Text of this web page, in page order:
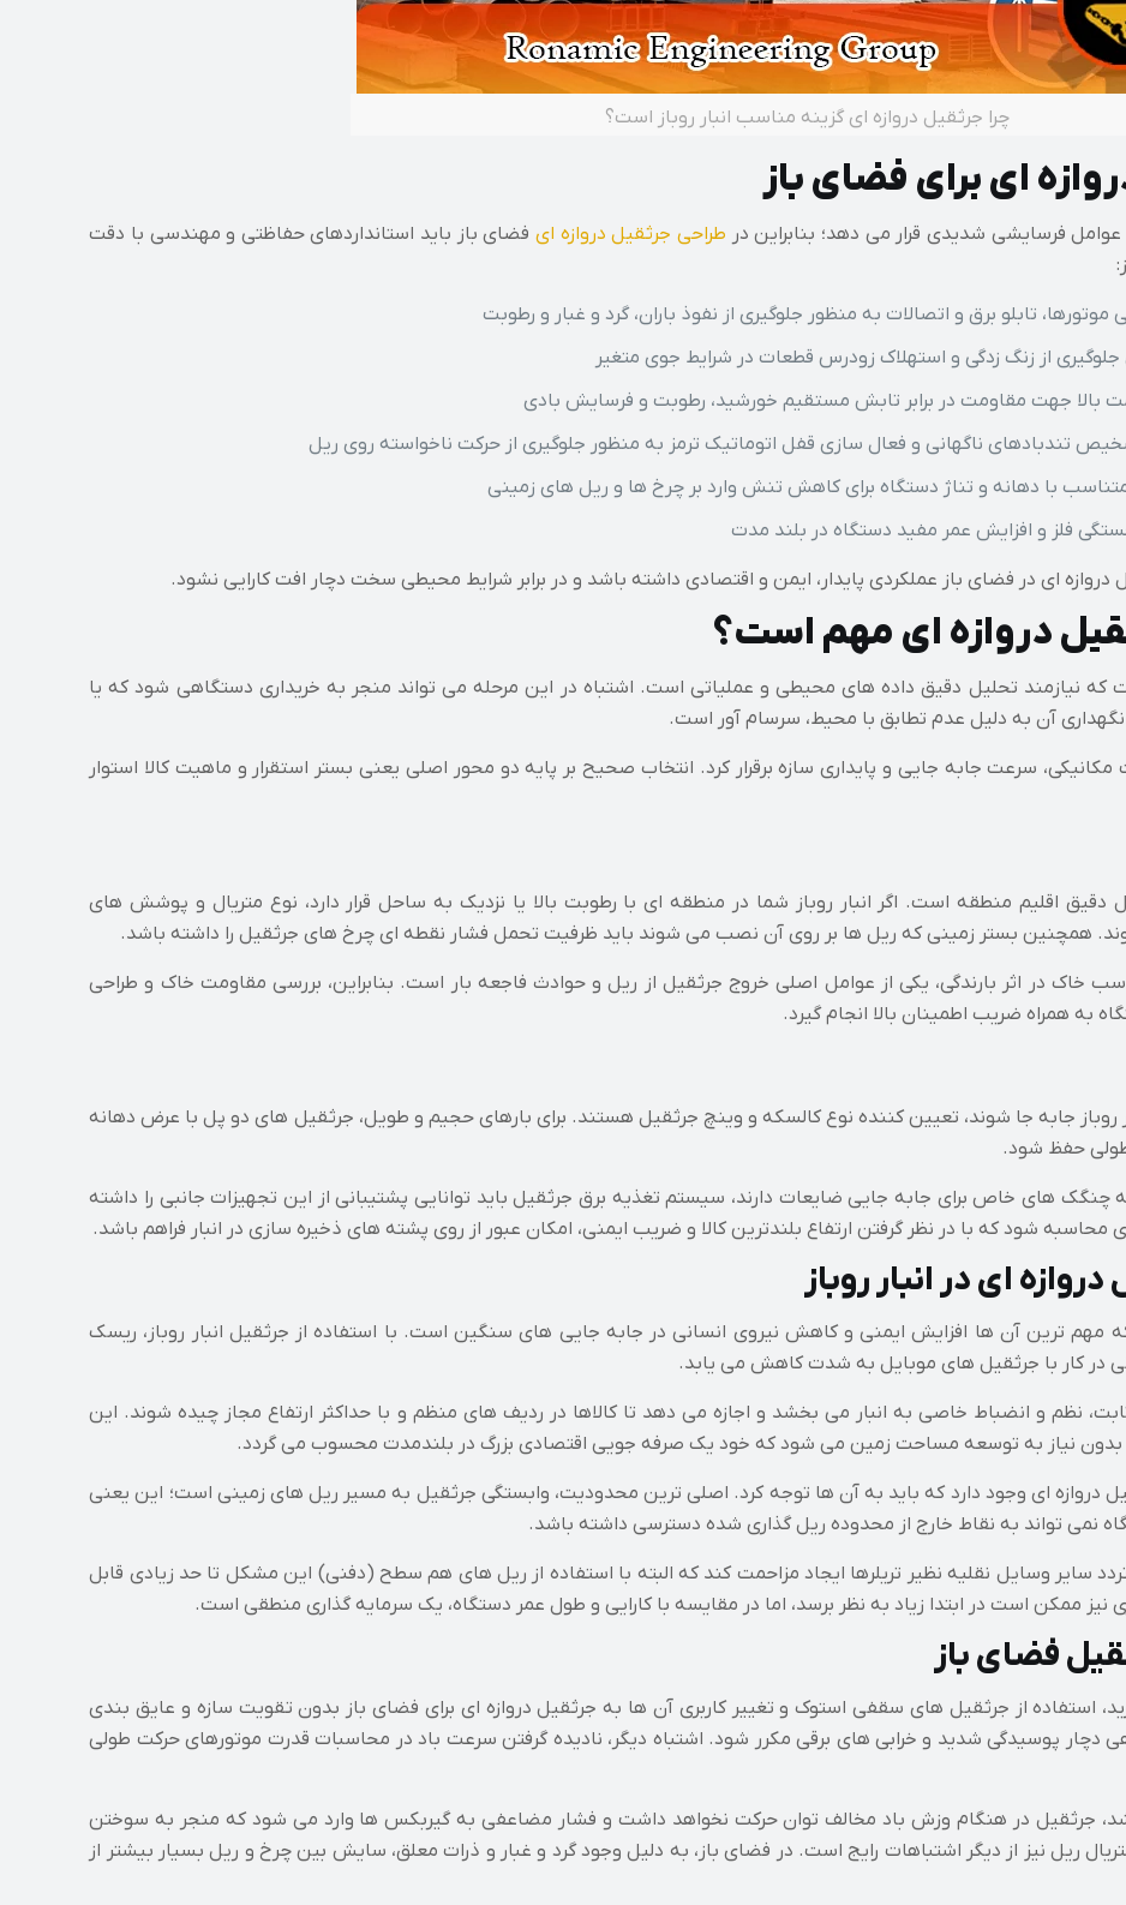
چرا جرثقیل دروازه ای گزینه مناسب انبار روباز است؟
ای برای فضای باز
فرسایشی شدیدی قرار می دهد؛ بنابراین در طراحی جرثقیل دروازه ایفضای باز باید استانداردهای حفاظتی و مهندسی با دقت
از زنگ زدگی و استهلاک زودرس قطعات در شرایط جوی متغیر
بالا جهت مقاومت در برابر تابش مستقیم خورشید، رطوبت و فرسایش بادی
تندبادهای ناگهانی و فعال سازی قفل اتوماتیک ترمز به منظور جلوگیری از حرکت ناخواسته روی ریل
با دهانه و تناژ دستگاه برای کاهش تنش وارد بر چرخ ها و ریل های زمینی
فلز و افزایش عمر مفید دستگاه در بلند مدت
ای در فضای باز عملکردی پایدار، ایمن و اقتصادی داشته باشد و در برابر شرایط محیطی سخت دچار افت کارایی نشود.
دروازه ای مهم است؟
نیازمند تحلیل دقیق داده های محیطی و عملیاتی است. اشتباه در این مرحله می تواند منجر به خریداری دستگاهی شود که یا
نگهداری آن به دلیل عدم تطابق با محیط، سرسام آور است.
سرعت جابه جایی و پایداری سازه برقرار کرد. انتخاب صحیح بر پایه دو محور اصلی یعنی بستر استقرار و ماهیت کالا استوار
دقیق اقلیم منطقه است. اگر انبار روباز شما در منطقه ای با رطوبت بالا یا نزدیک به ساحل قرار دارد، نوع متریال و پوشش های
شوند. همچنین بستر زمینی که ریل ها بر روی آن نصب می شوند باید ظرفیت تحمل فشار نقطه ای چرخ های جرثقیل را داشته باشد.
در اثر بارندگی، یکی از عوامل اصلی خروج جرثقیل از ریل و حوادث فاجعه بار است. بنابراین، بررسی مقاومت خاک و طراحی
به همراه ضریب اطمینان بالا انجام گیرد.
روباز جابه جا شوند، تعیین کننده نوع کالسکه و وینچ جرثقیل هستند. برای بارهای حجیم و طویل، جرثقیل های دو پل با عرض دهانه
طولی حفظ شود.
چنگک های خاص برای جابه جایی ضایعات دارند، سیستم تغذیه برق جرثقیل باید توانایی پشتیبانی از این تجهیزات جانبی را داشته
شود که با در نظر گرفتن ارتفاع بلندترین کالا و ضریب ایمنی، امکان عبور از روی پشته های ذخیره سازی در انبار فراهم باشد.
ای در انبار روباز
مهم ترین آن ها افزایش ایمنی و کاهش نیروی انسانی در جابه جایی های سنگین است. با استفاده از جرثقیل انبار روباز، ریسک
در کار با جرثقیل های موبایل به شدت کاهش می یابد.
نظم و انضباط خاصی به انبار می بخشد و اجازه می دهد تا کالاها در ردیف های منظم و با حداکثر ارتفاع مجاز چیده شوند. این
بدون نیاز به توسعه مساحت زمین می شود که خود یک صرفه جویی اقتصادی بزرگ در بلندمدت محسوب می گردد.
دروازه ای وجود دارد که باید به آن ها توجه کرد. اصلی ترین محدودیت، وابستگی جرثقیل به مسیر ریل های زمینی است؛ این یعنی
نمی تواند به نقاط خارج از محدوده ریل گذاری شده دسترسی داشته باشد.
سایر وسایل نقلیه نظیر تریلرها ایجاد مزاحمت کند که البته با استفاده از ریل های هم سطح (دفنی) این مشکل تا حد زیادی قابل
ممکن است در ابتدا زیاد به نظر برسد، اما در مقایسه با کارایی و طول عمر دستگاه، یک سرمایه گذاری منطقی است.
فضای باز
استفاده از جرثقیل های سقفی استوک و تغییر کاربری آن ها به جرثقیل دروازه ای برای فضای باز بدون تقویت سازه و عایق بندی
پوسیدگی شدید و خرابی های برقی مکرر شود. اشتباه دیگر، نادیده گرفتن سرعت باد در محاسبات قدرت موتورهای حرکت طولی
جرثقیل در هنگام وزش باد مخالف توان حرکت نخواهد داشت و فشار مضاعفی به گیربکس ها وارد می شود که منجر به سوختن
ریل نیز از دیگر اشتباهات رایج است. در فضای باز، به دلیل وجود گرد و غبار و ذرات معلق، سایش بین چرخ و ریل بسیار بیشتر از